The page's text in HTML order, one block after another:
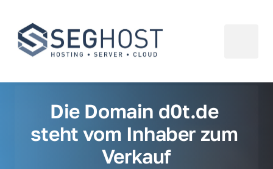
Die Domain d0t.de
steht vom Inhaber zum
Verkauf